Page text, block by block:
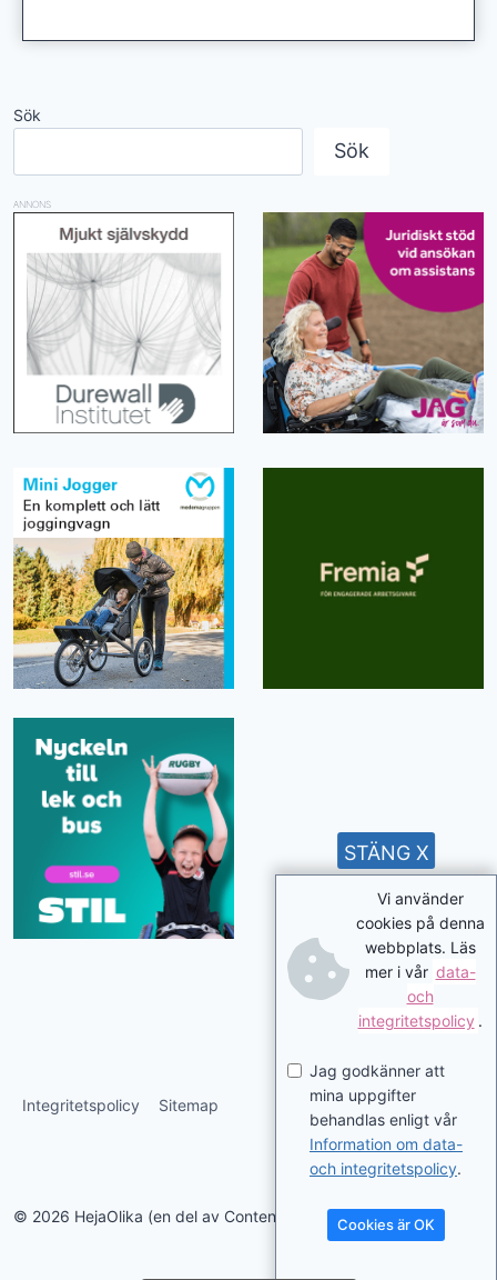
Sök
Sök
ANNONS
Integritetspolicy Sitemap
© 2026 HejaOlika (en del av Contentverkstan.se)
Vi använder
cookies på denna
webbplats. Läs
mer i vår data-
och
integritetspolicy .
Jag godkänner att
mina uppgifter
behandlas enligt vår
Information om data-
och integritetspolicy.
Cookies är OK
STÄNG X